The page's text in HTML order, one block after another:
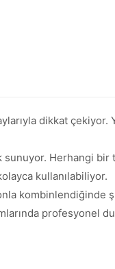
dikkat
Herhangi bir
kullanılabiliyor.
kombinlendiğinde
profesyonel